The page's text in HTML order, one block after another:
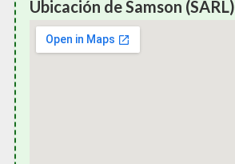
Ubicación de Samson (SARL)